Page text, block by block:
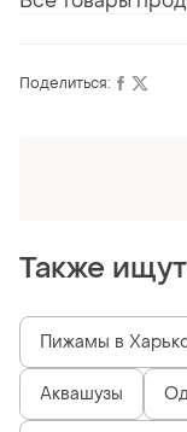
Поделиться:
Также
Пижамы в
Аквашузы